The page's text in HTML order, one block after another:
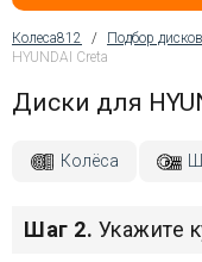
Автосервис
Покупателям
Вы здесь
Колеса812 / Подбор дисков
HYUNDAI Creta
Диски для
Колёса
Шаг 2. Укажите